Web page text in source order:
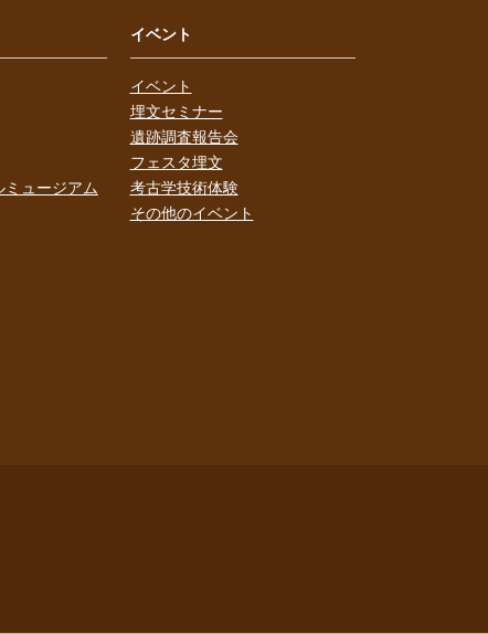
ミュージアム
イベント
イベント
埋文セミナー
遺跡調査報告会
フェスタ埋文
考古学技術体験
その他のイベント